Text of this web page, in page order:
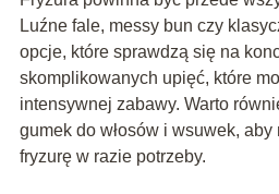
Luźne fale, messy bun czy
opcje, które sprawdzą się na
skomplikowanych upięć, które
intensywnej zabawy. Warto
gumek do włosów i wsuwek,
fryzurę w razie potrzeby.